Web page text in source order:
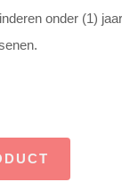
onder (1)